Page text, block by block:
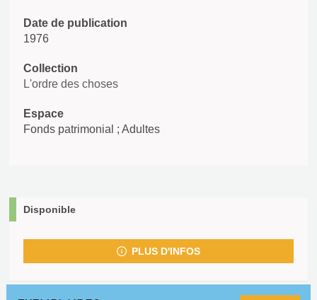
Date de publication
1976
Collection
L'ordre des choses
Espace
Fonds patrimonial ; Adultes
Disponible
PLUS D'INFOS